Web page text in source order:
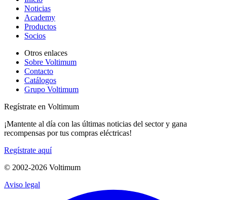
Noticias
Academy
Productos
Socios
Otros enlaces
Sobre Voltimum
Contacto
Catálogos
Grupo Voltimum
Regístrate en Voltimum
¡Mantente al día con las últimas noticias del sector y gana
recompensas por tus compras eléctricas!
Regístrate aquí
© 2002-2026 Voltimum
Aviso legal